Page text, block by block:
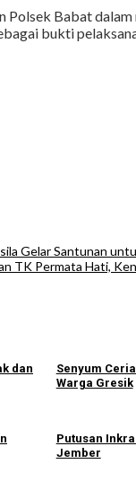
Babat
bukti
Gelar Santunan
TK Permata Hati,
dan
Senyum
Warga Gresik
Putusan
Jember